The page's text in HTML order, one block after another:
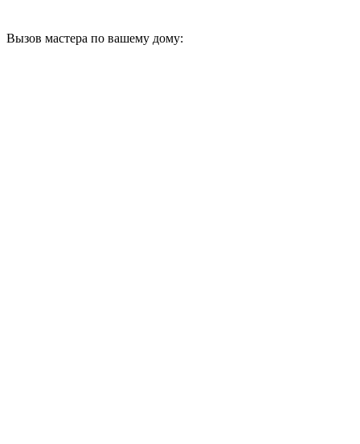
Вызов мастера по вашему дому: